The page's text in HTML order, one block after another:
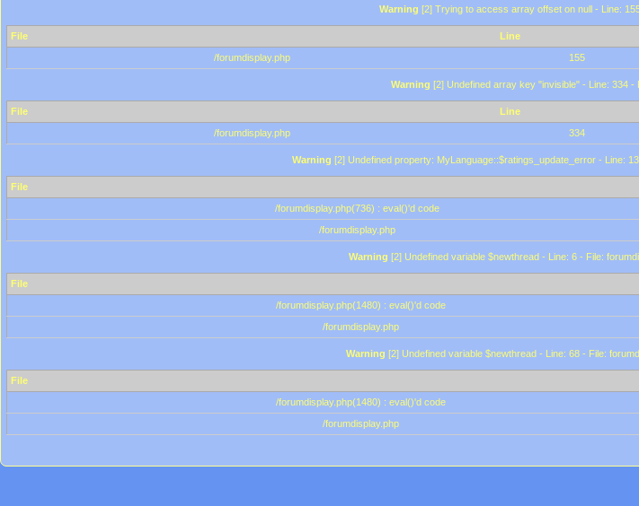
Warning [2] Trying to access array offset on null - Line:
File Line
/forumdisplay.php
155
Warning [2] Undefined array key "invisible" - Line: 334 -
File Line
/forumdisplay.php
334
Warning [2] Undefined property: MyLanguage::$ratings_update_error - Line:
File
/forumdisplay.php(736) : eval()'d code
/forumdisplay.php
Warning [2] Undefined variable $newthread - Line: 6 - File:
File
/forumdisplay.php(1480) : eval()'d code
/forumdisplay.php
Warning [2] Undefined variable $newthread - Line: 68 - File:
File
/forumdisplay.php(1480) : eval()'d code
/forumdisplay.php